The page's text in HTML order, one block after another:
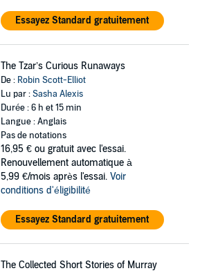
Essayez Standard gratuitement
The Tzar’s Curious Runaways
De : Robin Scott-Elliot
Lu par :Sasha Alexis
Durée : 6 h et 15 min
Langue : Anglais
Pas de notations
16,95 € ou gratuit avec l'essai.
Renouvellement automatique à
5,99 €/mois après l'essai. Voir
conditions d'éligibilité
Essayez Standard gratuitement
The Collected Short Stories of Murray